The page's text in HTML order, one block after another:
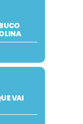
VAI